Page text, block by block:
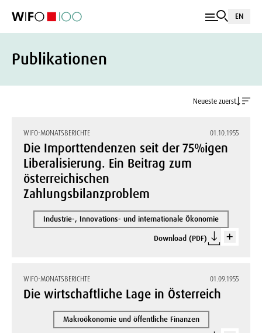
EN
Publikationen
Neueste zuerst
WIFO-MONATSBERICHTE 01.10.1955
Die Importtendenzen seit der 75%igen
Liberalisierung. Ein Beitrag zum
österreichischen
Zahlungsbilanzproblem
Industrie-, Innovations- und internationale Ökonomie
Download (PDF)
WIFO-MONATSBERICHTE 01.09.1955
Die wirtschaftliche Lage in Österreich
Makroökonomie und öffentliche Finanzen